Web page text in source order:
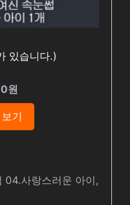
있습니다.)
원
기
04.사랑스러운 아이,